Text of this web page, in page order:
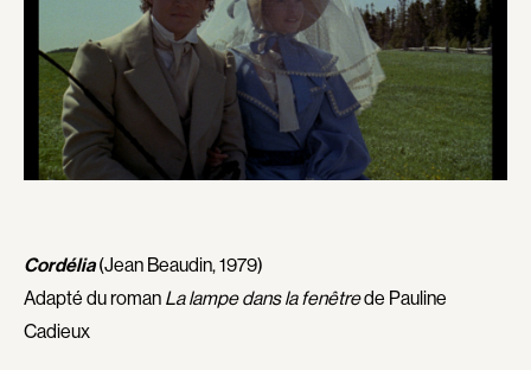
Bensaddek Bachir
Bergeron Bernard
Bergman Marta
Bernadet Henry
Bernasconi Fulvio
Bernier David
Bernier Jean-Paul
Berry Tom
Bertalan Attila
Bérubé Claude
Bissett Roshell
Cordélia(Jean Beaudin, 1979)
Adapté du roman La lampe dans la fenêtrede Pauline
Cadieux